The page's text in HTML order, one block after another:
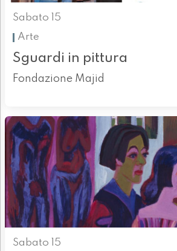
Sabato 15
Arte
Sguardi in pittura
Fondazione Majid
Sabato 15